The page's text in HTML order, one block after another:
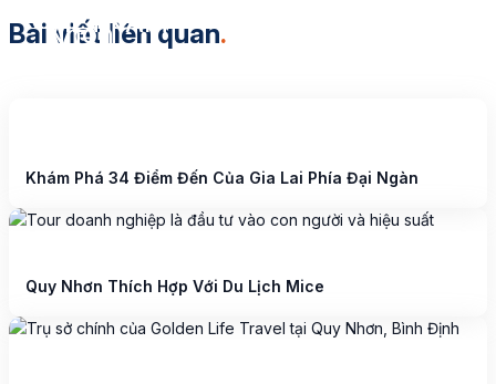
Bài viết liên quan.
Khám Phá 34 Điểm Đến Của Gia Lai Phía Đại Ngàn
Quy Nhơn Thích Hợp Với Du Lịch Mice